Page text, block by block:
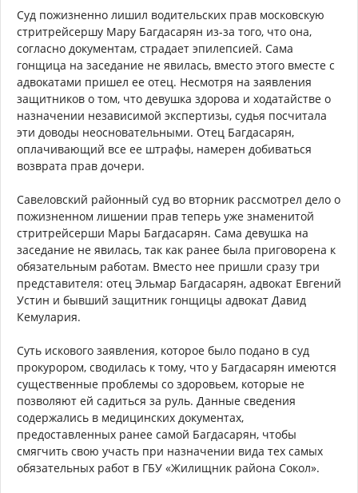
Суд пожизненно лишил водительских прав московскую
стритрейсершу Мару Багдасарян из-за того, что она,
согласно документам, страдает эпилепсией. Сама
гонщица на заседание не явилась, вместо этого вместе с
адвокатами пришел ее отец. Несмотря на заявления
защитников о том, что девушка здорова и ходатайстве о
назначении независимой экспертизы, судья посчитала
эти доводы неосновательными. Отец Багдасарян,
оплачивающий все ее штрафы, намерен добиваться
возврата прав дочери.
Савеловский районный суд во вторник рассмотрел дело о
пожизненном лишении прав теперь уже знаменитой
стритрейсерши Мары Багдасарян. Сама девушка на
заседание не явилась, так как ранее была приговорена к
обязательным работам. Вместо нее пришли сразу три
представителя: отец Эльмар Багдасарян, адвокат Евгений
Устин и бывший защитник гонщицы адвокат Давид
Кемулария.
Суть искового заявления, которое было подано в суд
прокурором, сводилась к тому, что у Багдасарян имеются
существенные проблемы со здоровьем, которые не
позволяют ей садиться за руль. Данные сведения
содержались в медицинских документах,
предоставленных ранее самой Багдасарян, чтобы
смягчить свою участь при назначении вида тех самых
обязательных работ в ГБУ «Жилищник района Сокол».